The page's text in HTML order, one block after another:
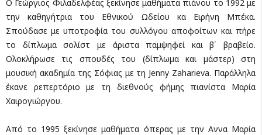
Ο Γεώργιος Φιλαδελφέας ξεκίνησε μαθήματα πιάνου το 1992 με
την καθηγήτρια του Εθνικού Ωδείου κα Ειρήνη Μπέκα.
Σπούδασε με υποτροφία του συλλόγου αποφοίτων και πήρε
το δίπλωμα σολίστ με άριστα παμψηφεί και β΄ βραβείο.
Ολοκλήρωσε τις σπουδές του (δίπλωμα και μάστερ) στη
μουσική ακαδημία της Σόφιας με τη Jenny Zaharieva. Παράλληλα
έκανε ρεπερτόριο με τη διεθνούς φήμης πιανίστα Μαρία
Χαιρογιώργου.
Από το 1995 ξεκίνησε μαθήματα όπερας με την Αννα Μαρία